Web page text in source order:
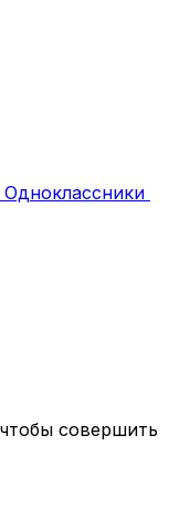
Одноклассники
совершить